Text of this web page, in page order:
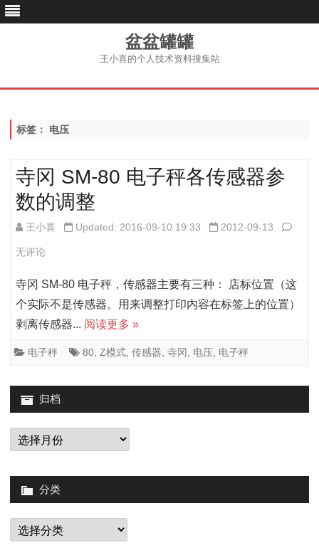
盆盆罐罐
王小喜的个人技术资料搜集站
跳
标签： 电压
寺冈 SM-80 电子秤各传感器参
数的调整
王小喜 Updated: 2016-09-10 19:33 2012-09-13 寺
SM-
80
器
无评论
寺冈 SM-80 电子秤，传感器主要有三种： 店标位置（这
个实际不是传感器。用来调整打印内容在标签上的位置）
剥离传感器... 阅读更多 »
电子秤 80 Z模式 传感器 寺冈 电压 电子秤
归档
归
档
分类
分
类